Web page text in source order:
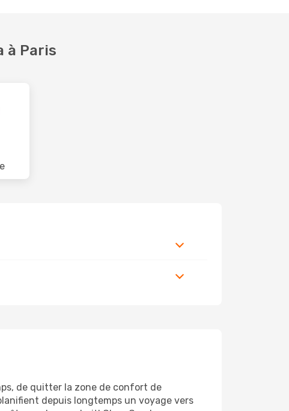
à Paris
de quitter la zone de confort de
depuis longtemps un voyage vers